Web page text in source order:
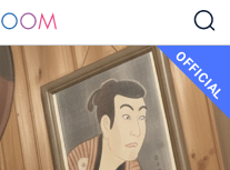
OFFICIAL